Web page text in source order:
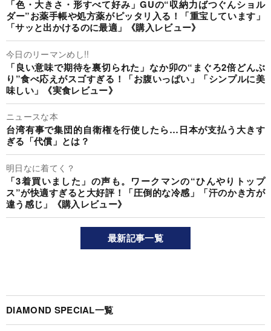
「色・大きさ・形すべて好み」GUの“収納力ばつぐんショル
ダー”お薬手帳や処方薬がピッタリ入る！「重宝しています」
「サッと出かけるのに最適」《購入レビュー》
今日のリーマンめし!!
「良い意味で期待を裏切られた」なか卯の“まぐろ2倍どんぶ
り”食べ応えがスゴすぎる！「お腹いっぱい」「シンプルに美
味しい」《実食レビュー》
ニュースな本
台湾有事で集団的自衛権を行使したら…日本が支払う大きす
ぎる「代償」とは？
明日なに着てく？
「3着買いました」の声も。ワークマンの“ひんやりトップ
ス”が快適すぎると大好評！「圧倒的な冷感」「汗のかき方が
違う感じ」《購入レビュー》
最新記事一覧
DIAMOND SPECIAL一覧